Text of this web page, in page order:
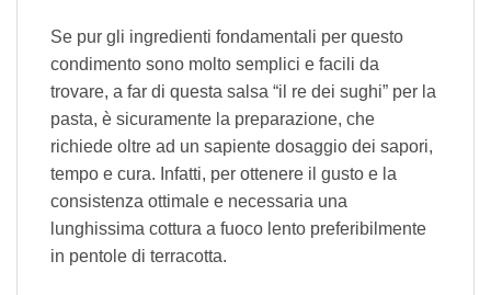
Se pur gli ingredienti fondamentali per questo
condimento sono molto semplici e facili da
trovare, a far di questa salsa “il re dei sughi” per la
pasta, è sicuramente la preparazione, che
richiede oltre ad un sapiente dosaggio dei sapori,
tempo e cura. Infatti, per ottenere il gusto e la
consistenza ottimale e necessaria una
lunghissima cottura a fuoco lento preferibilmente
in pentole di terracotta.